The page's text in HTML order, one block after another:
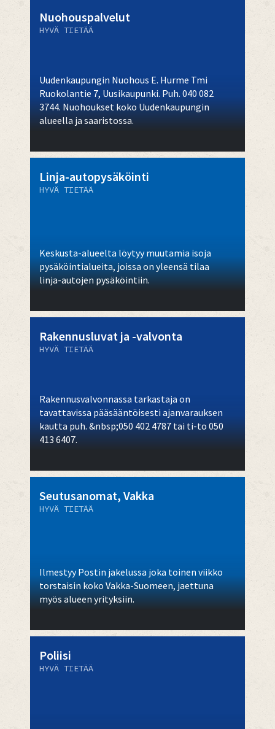
Nuohouspalvelut
HYVÄ TIETÄÄ
Uudenkaupungin Nuohous E. Hurme Tmi
Ruokolantie 7, Uusikaupunki. Puh. 040 082
3744. Nuohoukset koko Uudenkaupungin
alueella ja saaristossa.
Linja-autopysäköinti
HYVÄ TIETÄÄ
Keskusta-alueelta löytyy muutamia isoja
pysäköintialueita, joissa on yleensä tilaa
linja-autojen pysäköintiin.
Rakennusluvat ja -valvonta
HYVÄ TIETÄÄ
Rakennusvalvonnassa tarkastaja on
tavattavissa pääsääntöisesti ajanvarauksen
kautta puh. &nbsp;050 402 4787 tai ti-to 050
413 6407.
Seutusanomat, Vakka
HYVÄ TIETÄÄ
Ilmestyy Postin jakelussa joka toinen viikko
torstaisin koko Vakka-Suomeen, jaettuna
myös alueen yrityksiin.
Poliisi
HYVÄ TIETÄÄ